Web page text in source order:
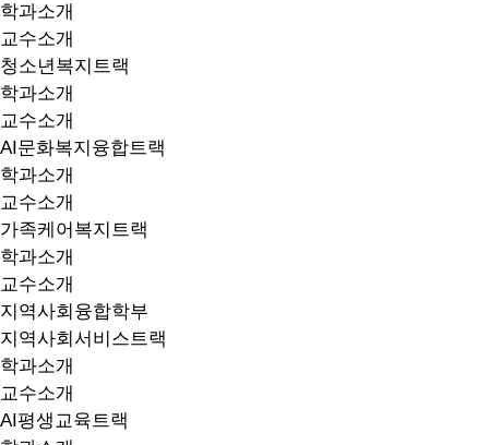
학과소개
교수소개
청소년복지트랙
학과소개
교수소개
AI문화복지융합트랙
학과소개
교수소개
가족케어복지트랙
학과소개
교수소개
지역사회융합학부
지역사회서비스트랙
학과소개
교수소개
AI평생교육트랙